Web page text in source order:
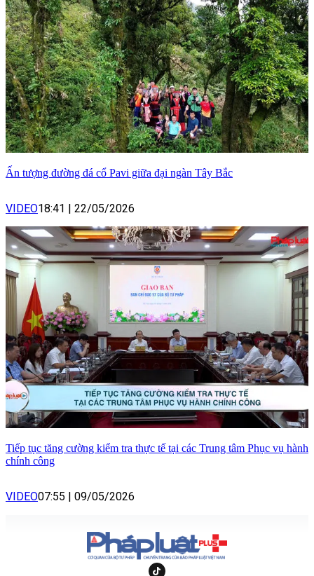
Ấn tượng đường đá cổ Pavi giữa đại ngàn Tây Bắc
VIDEO18:41 | 22/05/2026
Tiếp tục tăng cường kiểm tra thực tế tại các Trung tâm Phục vụ hành
chính công
VIDEO07:55 | 09/05/2026